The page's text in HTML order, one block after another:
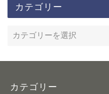
カテゴリー
カテゴリー